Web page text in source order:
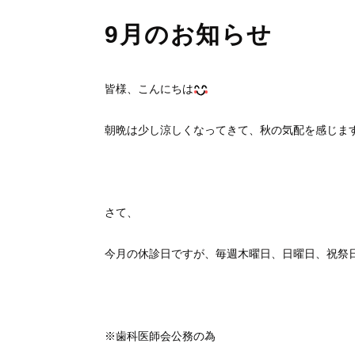
9月のお知らせ
皆様、こんにちは
朝晩は少し涼しくなってきて、秋の気配を感じま
さて、
今月の休診日ですが、毎週木曜日、日曜日、祝祭
※歯科医師会公務の為